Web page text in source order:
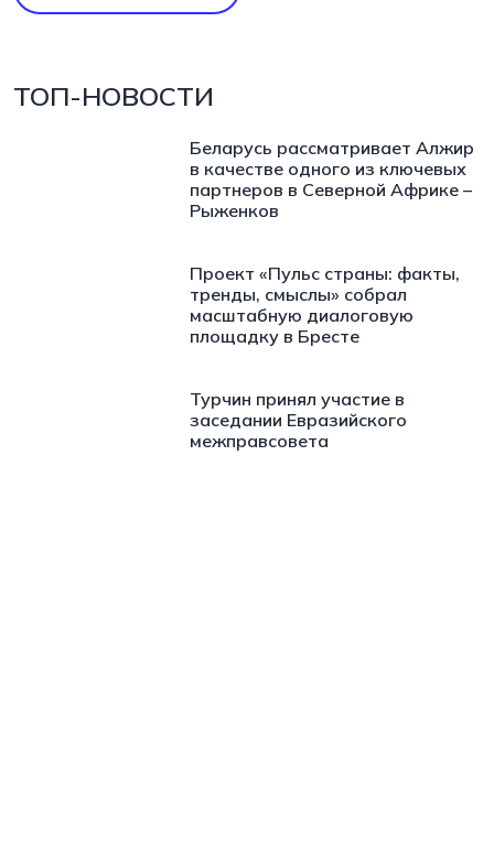
ТОП-НОВОСТИ
Беларусь рассматривает Алжир
в качестве одного из ключевых
партнеров в Северной Африке –
Рыженков
Проект «Пульс страны: факты,
тренды, смыслы» собрал
масштабную диалоговую
площадку в Бресте
Турчин принял участие в
заседании Евразийского
межправсовета